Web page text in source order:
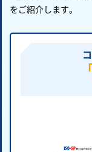
をご紹介します。